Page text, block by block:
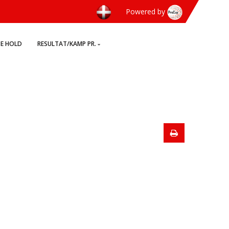
Powered by
HOLD RESULTAT/KAMP PR.